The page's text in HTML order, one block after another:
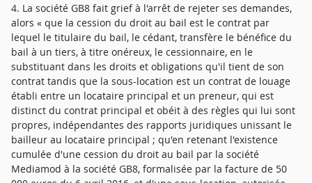
4. La société GB8 fait grief à l'arrêt de rejeter ses demandes,
alors « que la cession du droit au bail est le contrat par
lequel le titulaire du bail, le cédant, transfère le bénéfice du
bail à un tiers, à titre onéreux, le cessionnaire, en le
substituant dans les droits et obligations qu'il tient de son
contrat tandis que la sous-location est un contrat de louage
établi entre un locataire principal et un preneur, qui est
distinct du contrat principal et obéit à des règles qui lui sont
propres, indépendantes des rapports juridiques unissant le
bailleur au locataire principal ; qu'en retenant l'existence
cumulée d'une cession du droit au bail par la société
Mediamod à la société GB8, formalisée par la facture de 50